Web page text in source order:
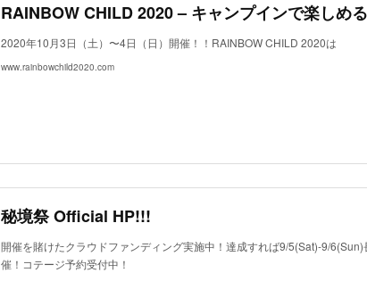
2020年10月3日（土）〜4日（日）開催！！RAINBOW CHILD 2020は
www.rainbowchild2020.com
秘境祭 Official HP!!!
開催を賭けたクラウドファンディング実施中！達成すれば9/5(Sat)-9/
催！コテージ予約受付中！